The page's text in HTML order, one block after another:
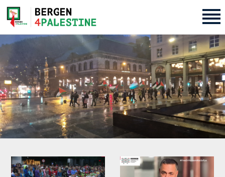
Home
Aktiviteter
Bli med på laget!
Om oss
Kontakt oss